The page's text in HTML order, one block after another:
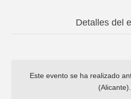
Detalles del
Este evento se ha realizado
(Alicante)